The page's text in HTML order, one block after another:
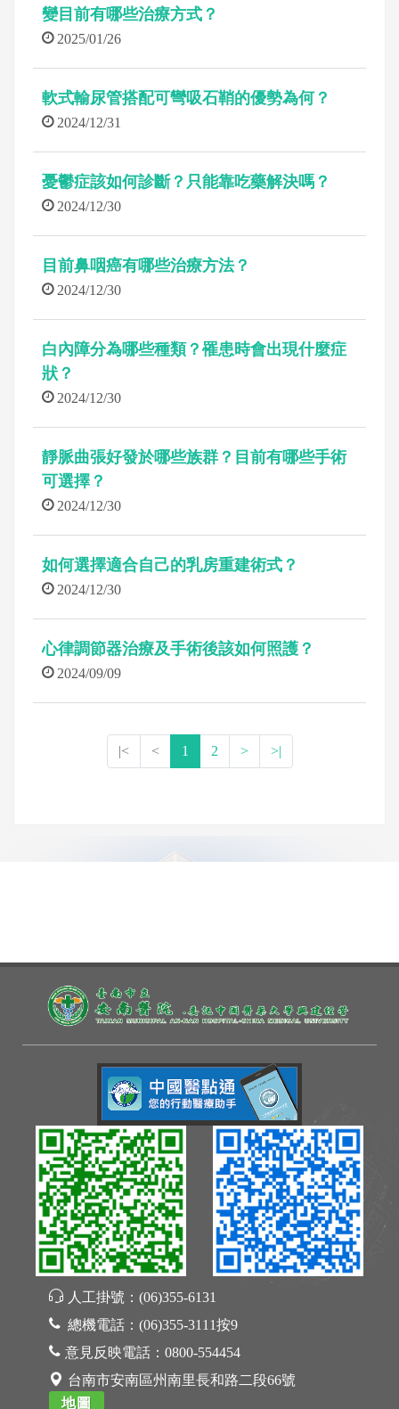
變目前有哪些治療方式？
2025/01/26
軟式輸尿管搭配可彎吸石鞘的優勢為何？
2024/12/31
憂鬱症該如何診斷？只能靠吃藥解決嗎？
2024/12/30
目前鼻咽癌有哪些治療方法？
2024/12/30
白內障分為哪些種類？罹患時會出現什麼症
狀？
2024/12/30
靜脈曲張好發於哪些族群？目前有哪些手術
可選擇？
2024/12/30
如何選擇適合自己的乳房重建術式？
2024/12/30
心律調節器治療及手術後該如何照護？
2024/09/09
|< < 1 2 > >|
人工掛號： (06)355-6131
總機電話： (06)355-3111按9
意見反映電話： 0800-554454
台南市安南區州南里長和路二段66號
地圖